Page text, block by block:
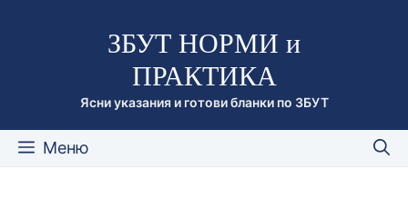
съдържаниетоЗБУТ НОРМИ и
ПРАКТИКА
Ясни указания и готови бланки по ЗБУТ
Меню